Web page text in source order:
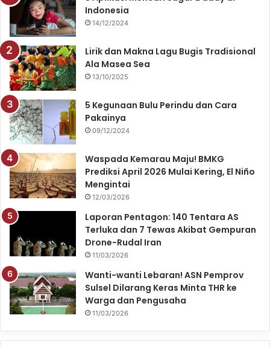
b
o
e
m
Indonesia
14/12/2024
Lirik dan Makna Lagu Bugis Tradisional
Ala Masea Sea
13/10/2025
5 Kegunaan Bulu Perindu dan Cara
Pakainya
09/12/2024
Waspada Kemarau Maju! BMKG
Prediksi April 2026 Mulai Kering, El Niño
Mengintai
12/03/2026
Laporan Pentagon: 140 Tentara AS
Terluka dan 7 Tewas Akibat Gempuran
Drone-Rudal Iran
11/03/2026
Wanti-wanti Lebaran! ASN Pemprov
Sulsel Dilarang Keras Minta THR ke
Warga dan Pengusaha
11/03/2026